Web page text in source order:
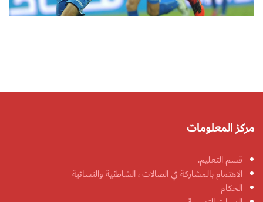
مركز المعلومات
قسم التعليم.
الاهتمام بالمشاركة في الصالات ، الشاطئية والنسائية
الحكام